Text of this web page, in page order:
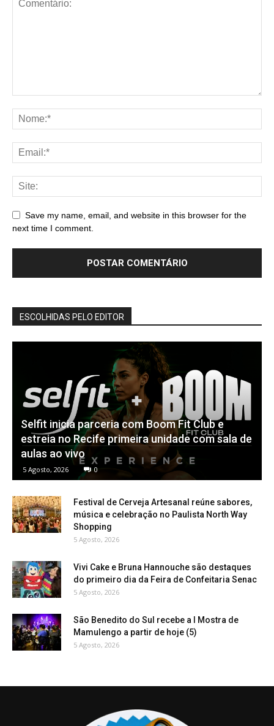
Save my name, email, and website in this browser for the
next time I comment.
ESCOLHIDAS PELO EDITOR
Selfit inicia parceria com Boom Fit Club e
estreia no Recife primeira unidade com sala de
aulas ao vivo
5 Agosto, 2026 0
Festival de Cerveja Artesanal reúne sabores,
música e celebração no Paulista North Way
Shopping
5 Agosto, 2026
Vivi Cake e Bruna Hannouche são destaques
do primeiro dia da Feira de Confeitaria Senac
5 Agosto, 2026
São Benedito do Sul recebe a I Mostra de
Mamulengo a partir de hoje (5)
5 Agosto, 2026